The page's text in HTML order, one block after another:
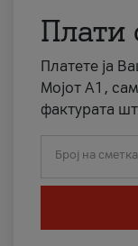
Плати
Платете ја
Мојот А1,
фактурата
Број на сметка